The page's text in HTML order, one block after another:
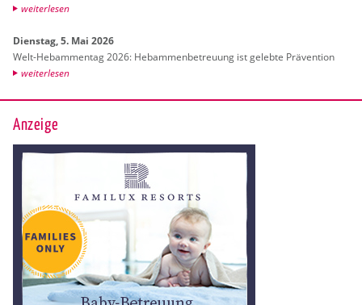
wei­ter­le­sen
Diens­tag, 5. Mai 2026
Welt-Heb­am­men­tag 2026: Heb­am­men­be­treu­ung ist ge­leb­te Prä­ven­ti­on
wei­ter­le­sen
Anzeige